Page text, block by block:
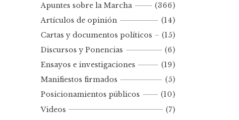
e
s
p
f
e
c
a
Apuntes sobre la Marcha
(366)
Artículos de opinión
(14)
Cartas y documentos políticos
(15)
Discursos y Ponencias
(6)
Ensayos e investigaciones
(19)
Manifiestos firmados
(5)
Posicionamientos públicos
(10)
Videos
(7)